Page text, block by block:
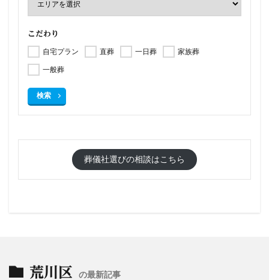
こだわり
自宅プラン 直葬 一日葬
家族葬
一般葬
検索
葬儀社選びの相談はこちら
荒川区 の最新記事